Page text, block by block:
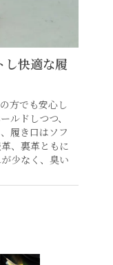
し快適な履
方でも安心し
ルドしつつ、
履き口はソフ
、裏革ともに
少なく、臭い